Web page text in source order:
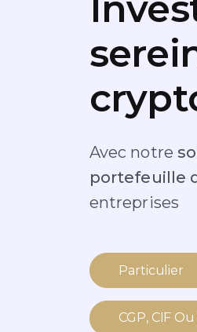
Avec notre
portefeuille
entreprises
Particulier
CGP, CIF